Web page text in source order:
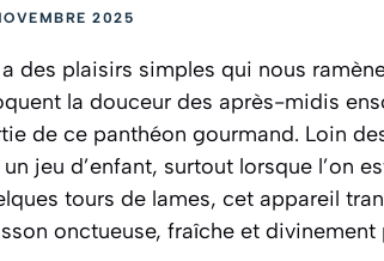
2025
des plaisirs simples qui nous
la douceur des après-midis
de ce panthéon gourmand. Loin
jeu d’enfant, surtout lorsque l’on
tours de lames, cet appareil
onctueuse, fraîche et divinement